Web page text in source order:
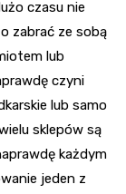
czasu nie
zabrać ze sobą
lub
czyni
lub samo
sklepów są
każdym
jeden z